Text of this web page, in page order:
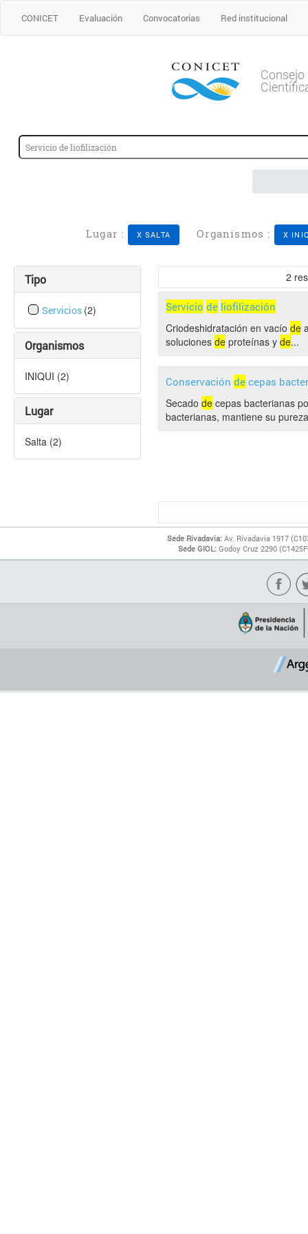
CONICET Evaluación Convocatorias Red institucional
Lugar : X SALTA Organismos : X
Tipo
Servicios (2)
Organismos
INIQUI (2)
Lugar
Salta (2)
2
Servicio de liofilización
Criodeshidratación en vacío de
soluciones de proteínas y de...
Conservación de cepas
Secado de cepas bacterianas
bacterianas, mantiene su
Sede Rivadavia: Av. Rivadavia 1917
Sede GIOL: Godoy Cruz 2290